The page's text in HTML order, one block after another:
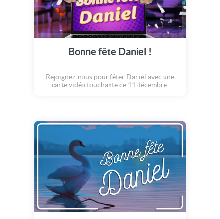
Bonne fête Daniel !
Rejoignez-nous pour fêter Daniel avec une
carte vidéo touchante ce 11 décembre.